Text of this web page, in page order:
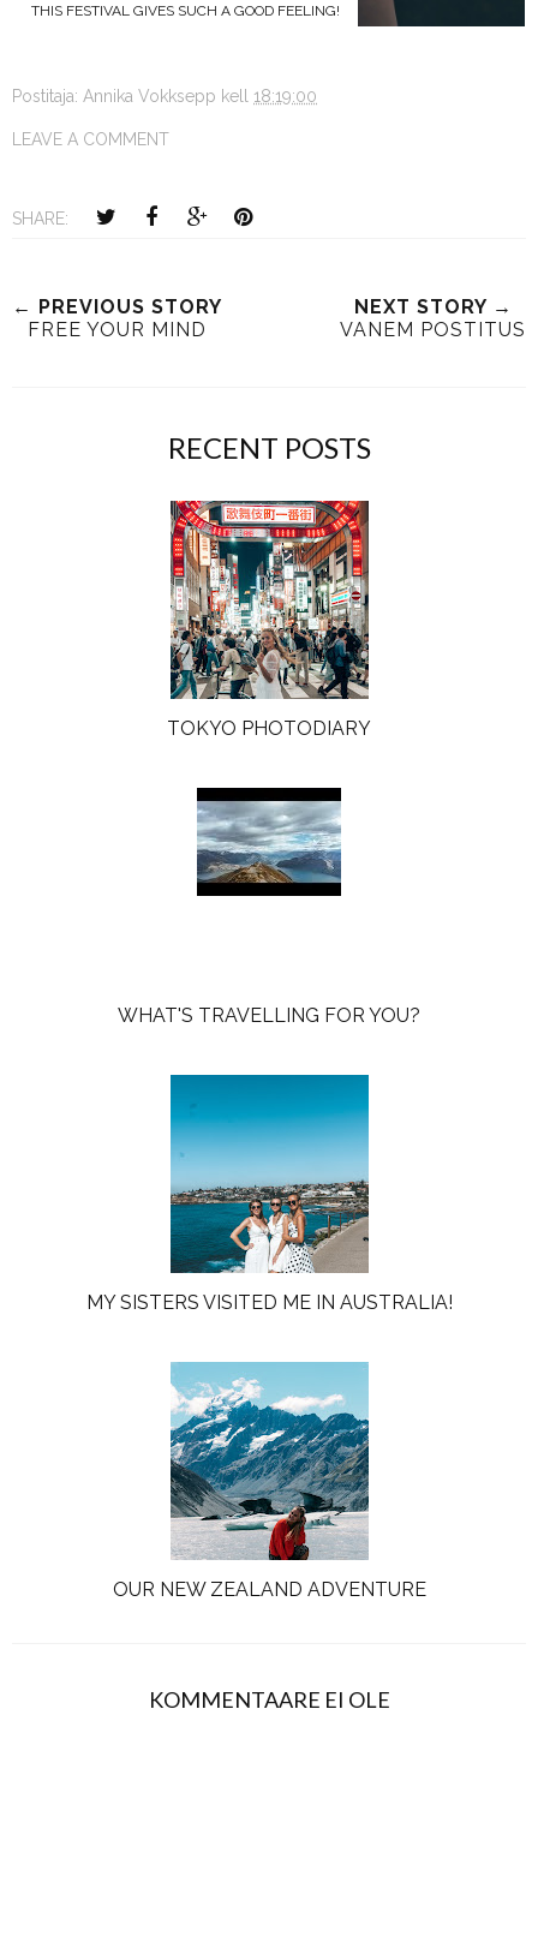
THIS FESTIVAL GIVES SUCH A GOOD FEELING!
Postitaja: Annika Vokksepp kell 18:19:00
LEAVE A COMMENT
SHARE:
← PREVIOUS STORY
FREE YOUR MIND
NEXT STORY →
VANEM POSTITUS
RECENT POSTS
TOKYO PHOTODIARY
WHAT'S TRAVELLING FOR YOU?
MY SISTERS VISITED ME IN AUSTRALIA!
OUR NEW ZEALAND ADVENTURE
KOMMENTAARE EI OLE